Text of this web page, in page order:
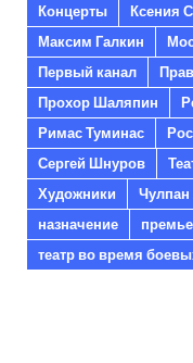
Концерты
Ксения
Максим Галкин
Первый канал
Прохор Шаляпин
Римас Туминас
Сергей Шнуров
Художники
Чулпан
назначение
театр во время